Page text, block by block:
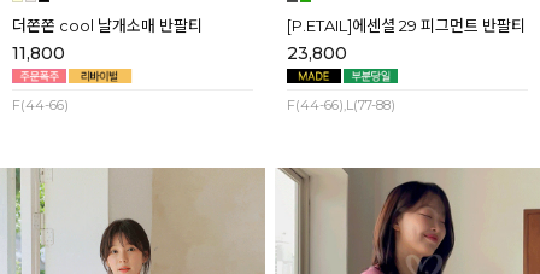
더쫀쫀 cool 날개소매 반팔티
11,800
F(44-66)
[P.ETAIL]에센셜 29 피그먼트 반팔티
23,800
F(44-66),L(77-88)